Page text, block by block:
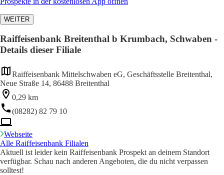
WEITER
Raiffeisenbank Breitenthal b Krumbach, Schwaben -
Details dieser Filiale
Raiffeisenbank Mittelschwaben eG, Geschäftsstelle Breitenthal,
Neue Straße 14, 86488 Breitenthal
0,29 km
(08282) 82 79 10
Webseite
Alle Raiffeisenbank Filialen
Aktuell ist leider kein Raiffeisenbank Prospekt an deinem Standort
verfügbar. Schau nach anderen Angeboten, die du nicht verpassen
solltest!